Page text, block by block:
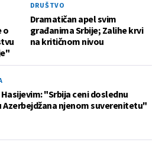
o
DRUŠTVO
Dramatičan apel svim
građanima Srbije; Zalihe krvi
na kritičnom nivou
Hasijevim: "Srbija ceni doslednu
Azerbejdžana njenom suverenitetu"